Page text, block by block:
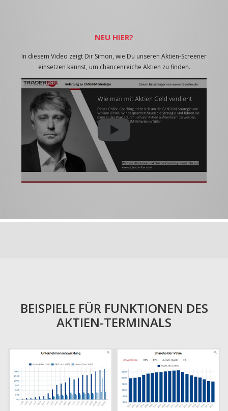
NEU HIER?
In diesem Video zeigt Dir Simon, wie Du unseren Aktien-Screener
einsetzen kannst, um chancenreiche Aktien zu finden.
BEISPIELE FÜR FUNKTIONEN DES
AKTIEN-TERMINALS